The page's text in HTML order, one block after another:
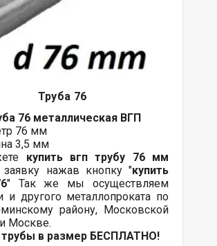
Труба 76
76 металлическая ВГП
76 мм
3,5 мм
купить вгп трубу 76 мм
заявку нажав кнопку "купить
" Так же мы осуществляем
и другого металлопроката по
району, Московской
Москве.
трубы в размер БЕСПЛАТНО!